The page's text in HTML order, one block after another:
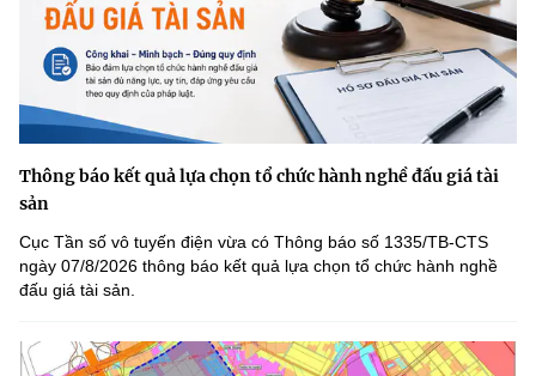
Thông báo kết quả lựa chọn tổ chức hành nghề đấu giá tài
sản
Cục Tần số vô tuyến điện vừa có Thông báo số 1335/TB-CTS
ngày 07/8/2026 thông báo kết quả lựa chọn tổ chức hành nghề
đấu giá tài sản.